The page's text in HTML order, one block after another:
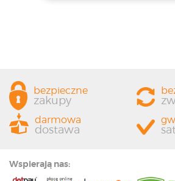
bezpieczne
zakupy
darmowa
dostawa
Wspierają nas: